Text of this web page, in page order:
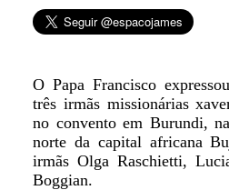
O Papa Francisco
três irmãs missionárias
no convento em Burundi,
norte da capital africana
irmãs Olga Raschietti,
Boggian.